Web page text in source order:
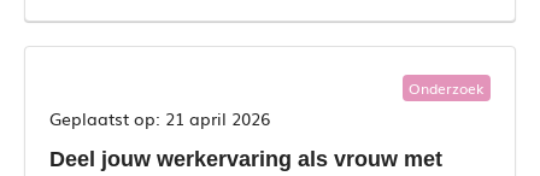
Onderzoek
21 april 2026
Deel jouw werkervaring als vrouw met